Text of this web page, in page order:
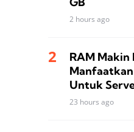
2 hours ago
RAM Makin
Untuk
23 hours ago